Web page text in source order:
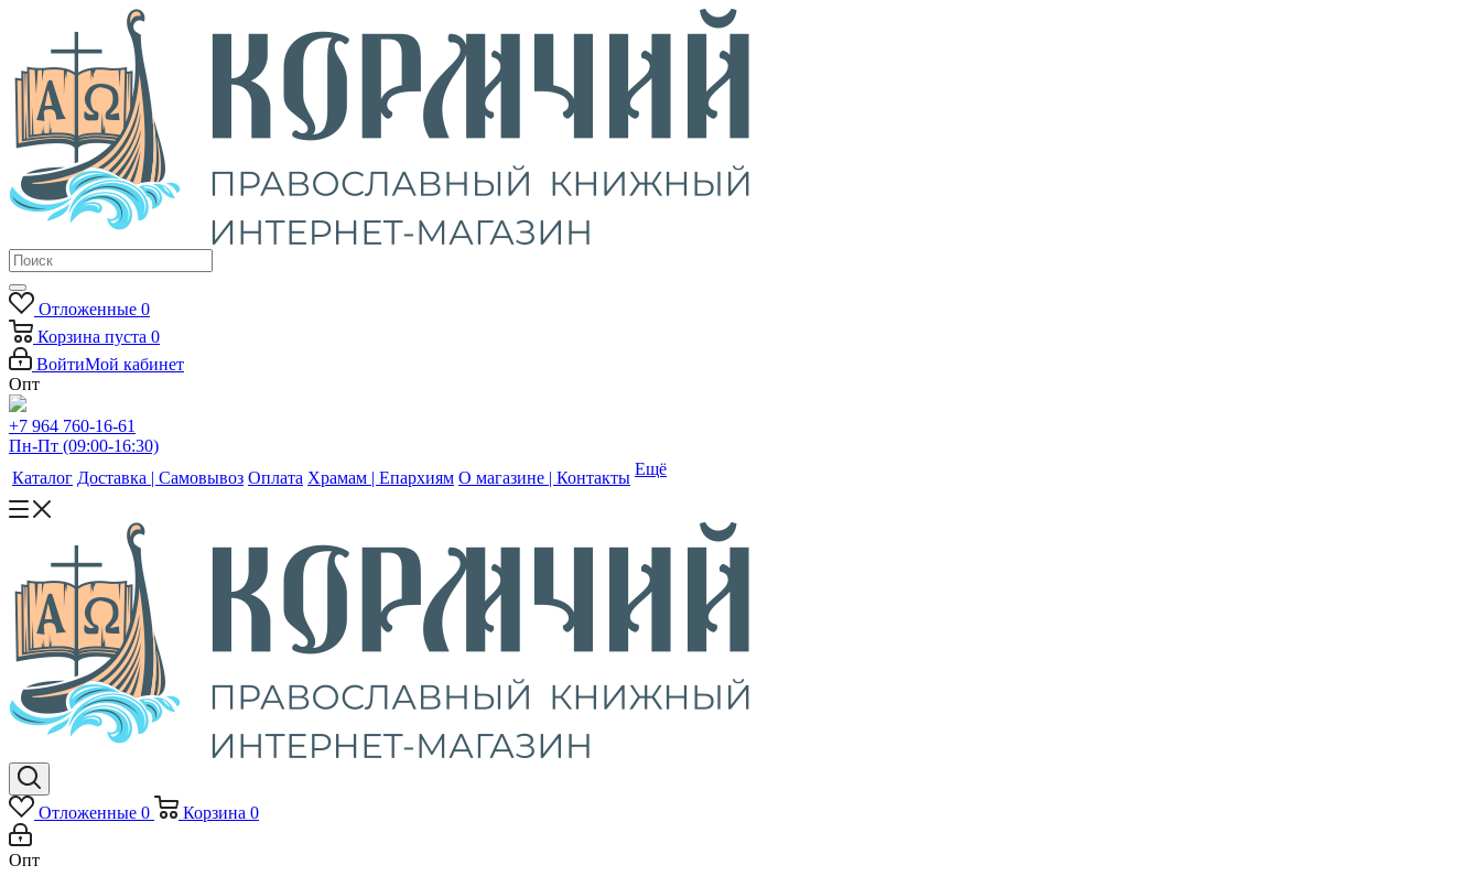
Отложенные 0
Корзина пуста 0
ВойтиМой кабинет
Опт
+7 964 760-16-61
Пн-Пт (09:00-16:30)
Каталог Доставка | Самовывоз Оплата Храмам | Епархиям О магазине | Контакты Ещё
Отложенные 0 Корзина 0
Опт